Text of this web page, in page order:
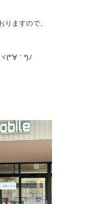
ますので、
(*´∀｀*)ﾉ